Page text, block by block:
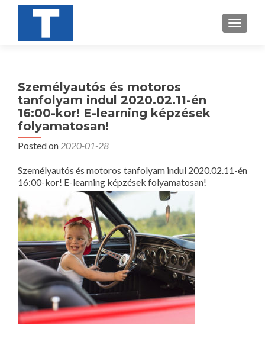
Személyautós és motoros
tanfolyam indul 2020.02.11-én
16:00-kor! E-learning képzések
folyamatosan!
Posted on 2020-01-28
Személyautós és motoros tanfolyam indul 2020.02.11-én
16:00-kor! E-learning képzések folyamatosan!